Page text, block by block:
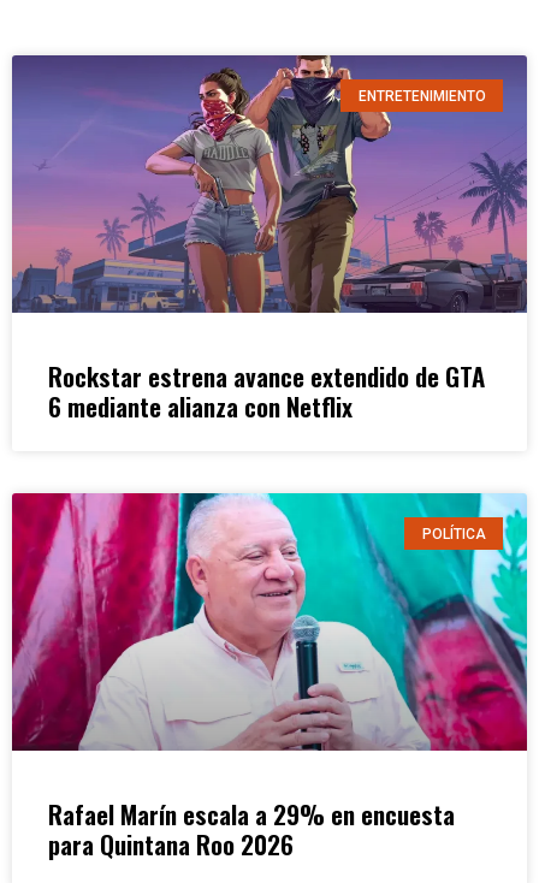
ENTRETENIMIENTO
Rockstar estrena avance extendido de GTA
6 mediante alianza con Netflix
POLÍTICA
Rafael Marín escala a 29% en encuesta
para Quintana Roo 2026